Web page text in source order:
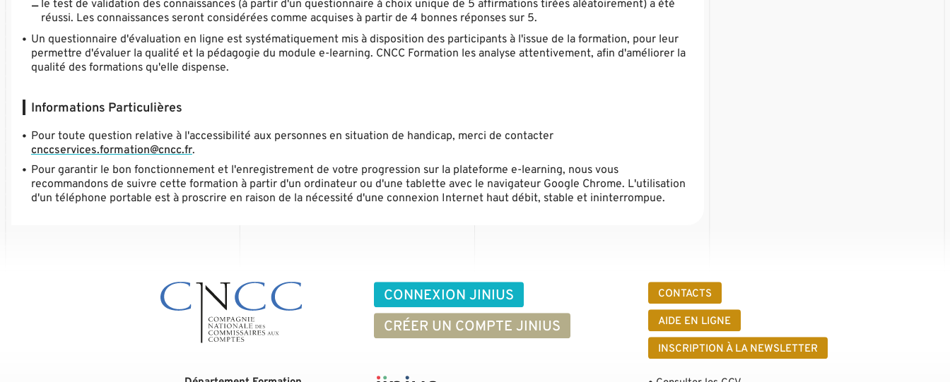
le test de validation des connaissances (à partir d'un questionnaire à choix unique de 5 affirmations tirées aléatoirement) a été
réussi. Les connaissances seront considérées comme acquises à partir de 4 bonnes réponses sur 5.
Un questionnaire d'évaluation en ligne est systématiquement mis à disposition des participants à l'issue de la formation, pour leur
permettre d'évaluer la qualité et la pédagogie du module e-learning. CNCC Formation les analyse attentivement, afin d'améliorer la
qualité des formations qu'elle dispense.
Informations Particulières
Pour toute question relative à l'accessibilité aux personnes en situation de handicap, merci de contacter
cnccservices.formation@cncc.fr.
Pour garantir le bon fonctionnement et l'enregistrement de votre progression sur la plateforme e-learning, nous vous
recommandons de suivre cette formation à partir d'un ordinateur ou d'une tablette avec le navigateur Google Chrome. L'utilisation
d'un téléphone portable est à proscrire en raison de la nécessité d'une connexion Internet haut débit, stable et ininterrompue.
CONNEXION JINIUS
CRÉER UN COMPTE JINIUS
CONTACTS
AIDE EN LIGNE
INSCRIPTION À LA NEWSLETTER